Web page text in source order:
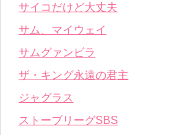
サイコだけど大丈夫
サム、マイウェイ
サムグァンビラ
ザ・キング永遠の君主
ジャグラス
ストーブリーグSBS